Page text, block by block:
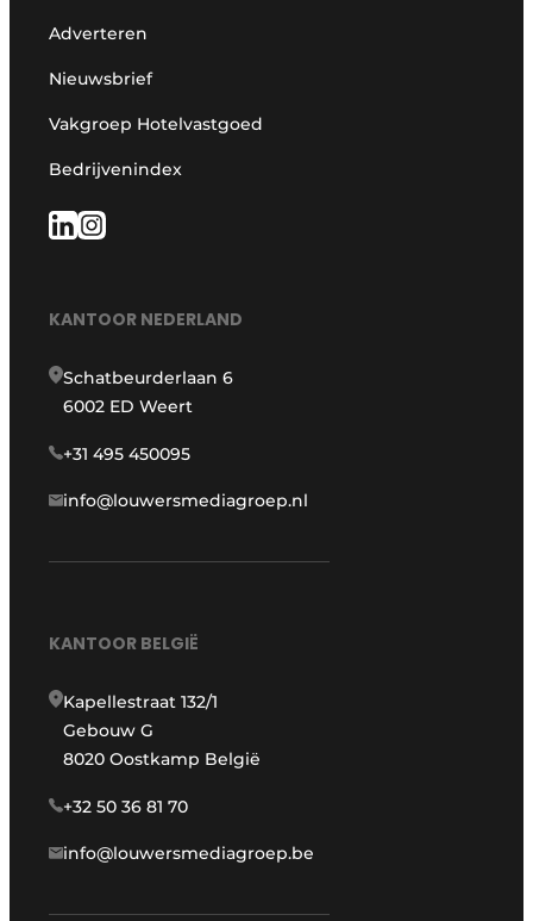
Adverteren
Nieuwsbrief
Vakgroep Hotelvastgoed
Bedrijvenindex
KANTOOR NEDERLAND
Schatbeurderlaan 6
6002 ED Weert
+31 495 450095
info@louwersmediagroep.nl
KANTOOR BELGIË
Kapellestraat 132/1
Gebouw G
8020 Oostkamp België
+32 50 36 81 70
info@louwersmediagroep.be